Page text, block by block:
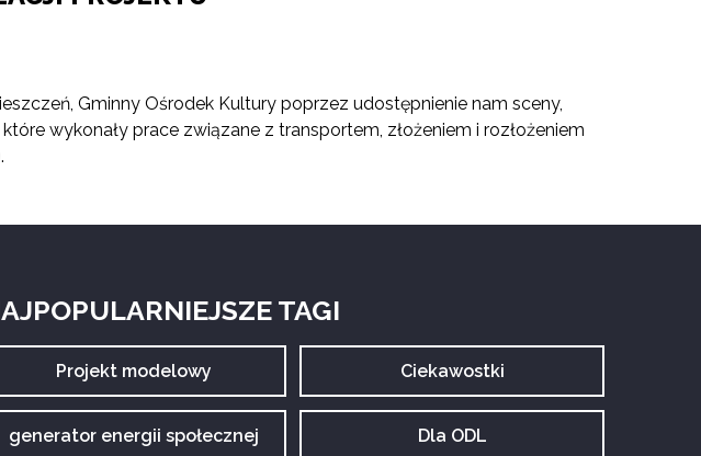
Gminny Ośrodek Kultury poprzez udostępnienie nam sceny,
wykonały prace związane z transportem, złożeniem i rozłożeniem
TAGI
Archiwum
tagu:
Projekt modelowy
Archiwum
tagu:
Ciekawostki
Archiwum
generator energii społecznej
Archiwum
Dla ODL